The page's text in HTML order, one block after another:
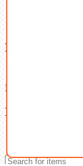
Ваша корзина
В корзине нет
Поиск